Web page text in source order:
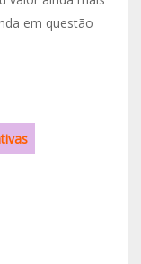
em questão